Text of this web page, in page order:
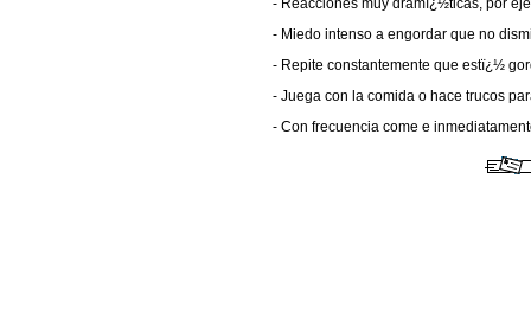
- Reacciones muy dramï¿½ticas, por
- Miedo intenso a engordar que no
- Repite constantemente que estï¿½
- Juega con la comida o hace trucos
- Con frecuencia come e